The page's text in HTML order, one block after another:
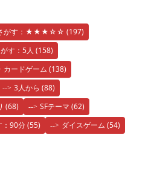
さがす：★★★☆☆ (197)
す：5人 (158)
カードゲーム (138)
3人から (88)
(68) SFテーマ (62)
：90分(55) ダイスゲーム (54)